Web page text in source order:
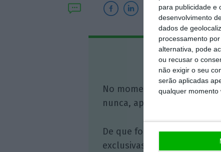
para publicidade e
desenvolvimento
dados de
processamento
alternativa, pode
ou recusar o
não exigir o seu
serão aplicadas
qualquer momento
Assine
No momento em que a
nunca, apoie o jornalismo
De que forma? Assine o
exclusivas, à opinião que